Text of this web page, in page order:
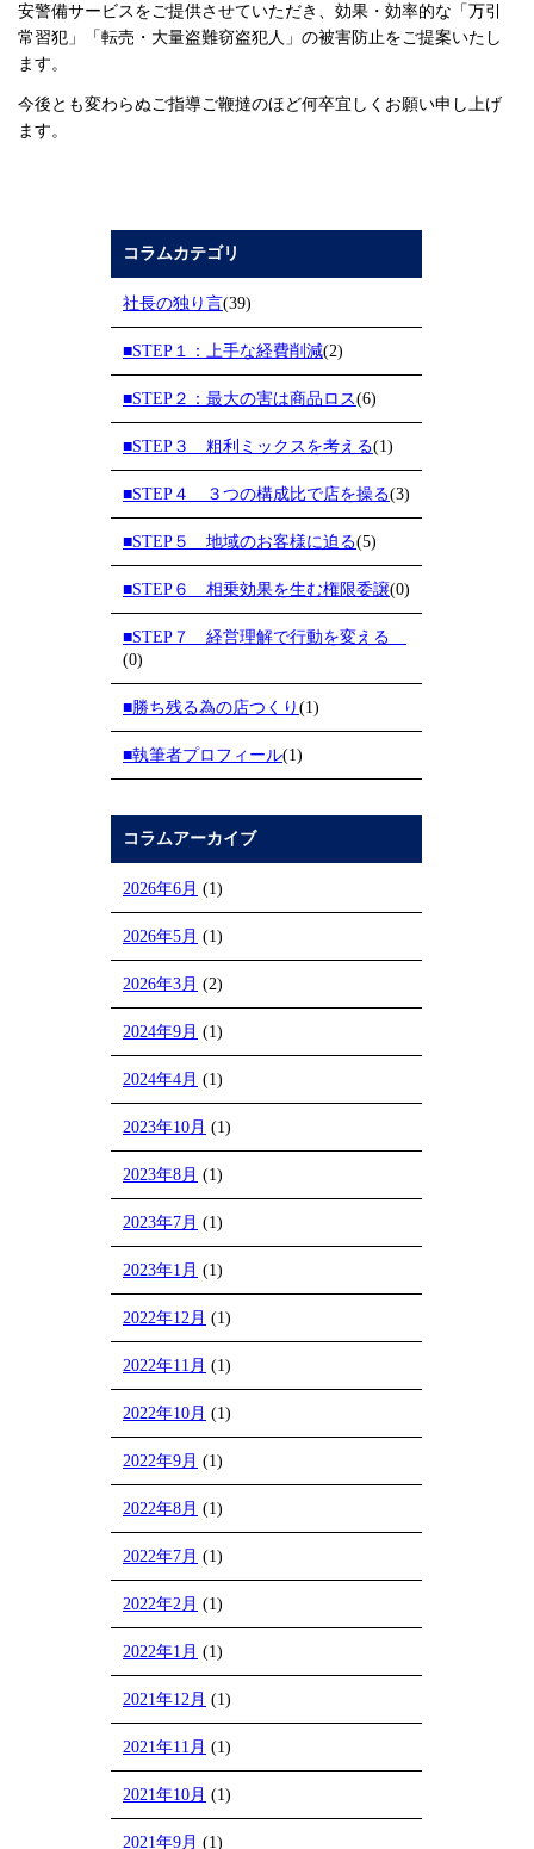
安警備サービスをご提供させていただき、効果・効率的な「万引
常習犯」「転売・大量盗難窃盗犯人」の被害防止をご提案いたし
ます。
今後とも変わらぬご指導ご鞭撻のほど何卒宜しくお願い申し上げ
ます。
コラムカテゴリ
社長の独り言(39)
■STEP１：上手な経費削減(2)
■STEP２：最大の害は商品ロス(6)
■STEP３ 粗利ミックスを考える(1)
■STEP４ ３つの構成比で店を操る(3)
■STEP５ 地域のお客様に迫る(5)
■STEP６ 相乗効果を生む権限委譲(0)
■STEP７ 経営理解で行動を変える
(0)
■勝ち残る為の店つくり (1)
■執筆者プロフィール(1)
コラムアーカイブ
2026年6月 (1)
2026年5月 (1)
2026年3月 (2)
2024年9月 (1)
2024年4月 (1)
2023年10月 (1)
2023年8月 (1)
2023年7月 (1)
2023年1月 (1)
2022年12月 (1)
2022年11月 (1)
2022年10月 (1)
2022年9月 (1)
2022年8月 (1)
2022年7月 (1)
2022年2月 (1)
2022年1月 (1)
2021年12月 (1)
2021年11月 (1)
2021年10月 (1)
2021年9月 (1)